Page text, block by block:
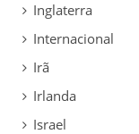
Inglaterra
Internacional
Irã
Irlanda
Israel